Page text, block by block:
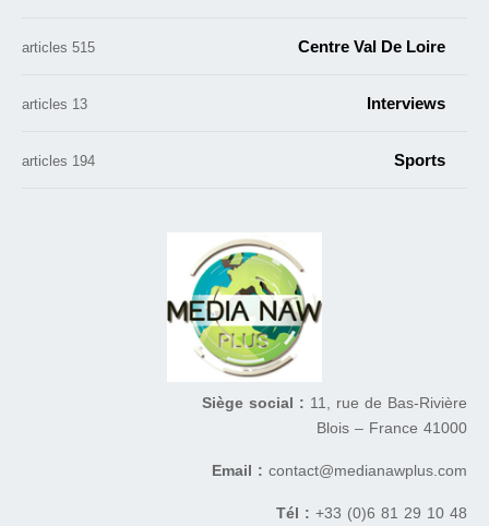
Centre Val De Loire
515 articles
Interviews
13 articles
Sports
194 articles
Siège social : 11, rue de Bas-Rivière
41000 Blois – France
Email : contact@medianawplus.com
Tél : +33 (0)6 81 29 10 48